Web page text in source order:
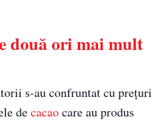
două ori mai mult
s-au confruntat cu prețuri
decacaocare au produs